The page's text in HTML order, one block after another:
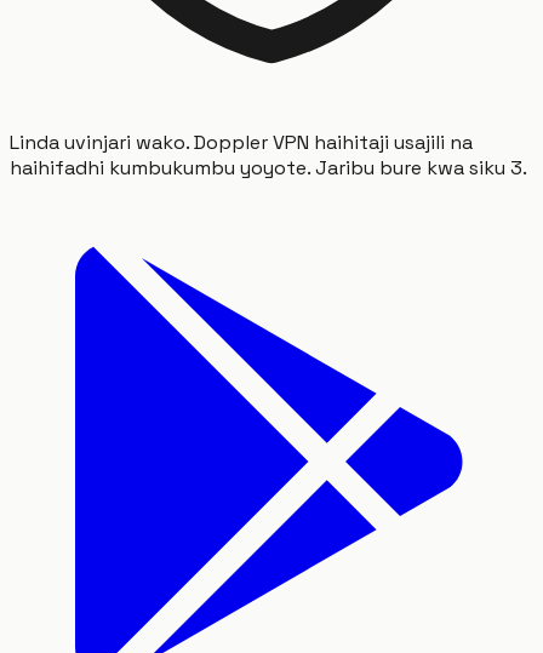
Linda uvinjari wako. Doppler VPN haihitaji usajili na
haihifadhi kumbukumbu yoyote. Jaribu bure kwa siku 3.